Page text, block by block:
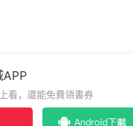
APP
看，還能免費領書券